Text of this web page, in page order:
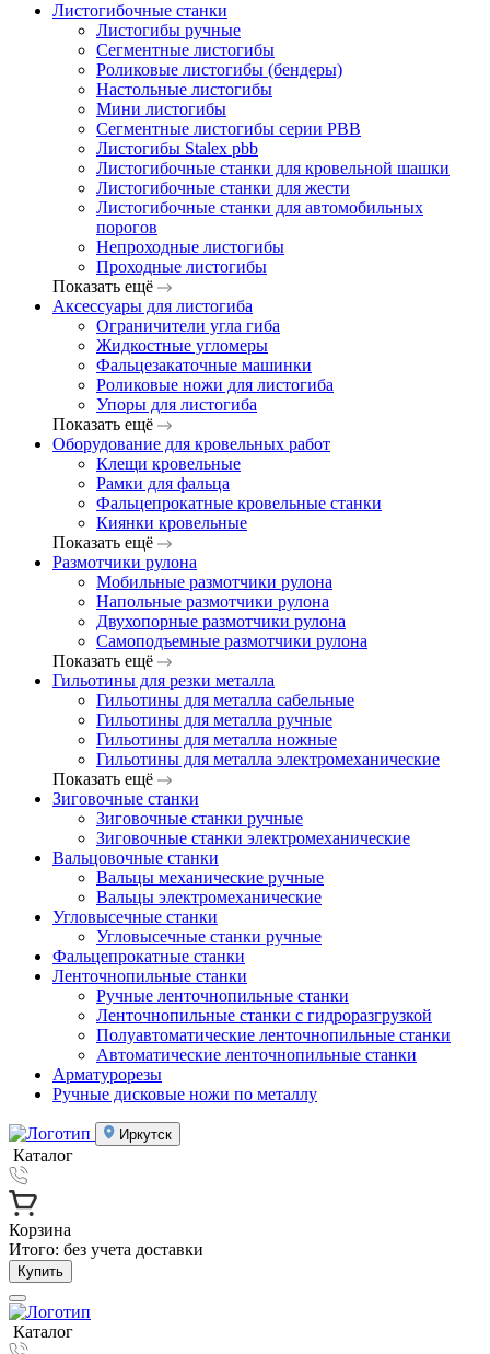
Листогибочные станки
Листогибы ручные
Сегментные листогибы
Роликовые листогибы (бендеры)
Настольные листогибы
Мини листогибы
Сегментные листогибы серии PBB
Листогибы Stalex pbb
Листогибочные станки для кровельной шашки
Листогибочные станки для жести
Листогибочные станки для автомобильных
порогов
Непроходные листогибы
Проходные листогибы
Показать ещё
Аксессуары для листогиба
Ограничители угла гиба
Жидкостные угломеры
Фальцезакаточные машинки
Роликовые ножи для листогиба
Упоры для листогиба
Показать ещё
Оборудование для кровельных работ
Клещи кровельные
Рамки для фальца
Фальцепрокатные кровельные станки
Киянки кровельные
Показать ещё
Размотчики рулона
Мобильные размотчики рулона
Напольные размотчики рулона
Двухопорные размотчики рулона
Самоподъемные размотчики рулона
Показать ещё
Гильотины для резки металла
Гильотины для металла сабельные
Гильотины для металла ручные
Гильотины для металла ножные
Гильотины для металла электромеханические
Показать ещё
Зиговочные станки
Зиговочные станки ручные
Зиговочные станки электромеханические
Вальцовочные станки
Вальцы механические ручные
Вальцы электромеханические
Угловысечные станки
Угловысечные станки ручные
Фальцепрокатные станки
Ленточнопильные станки
Ручные ленточнопильные станки
Ленточнопильные станки с гидроразгрузкой
Полуавтоматические ленточнопильные станки
Автоматические ленточнопильные станки
Арматурорезы
Ручные дисковые ножи по металлу
Иркутск
Каталог
Корзина
Итого: без учета доставки
Купить
Каталог